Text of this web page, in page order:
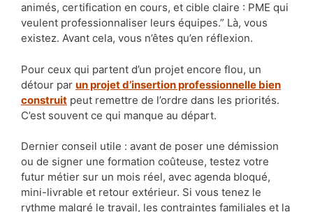
animés, certification en cours, et cible claire : PME qui
veulent professionnaliser leurs équipes.” Là, vous
existez. Avant cela, vous n’êtes qu’en réflexion.
Pour ceux qui partent d’un projet encore flou, un
détour par un projet d’insertion professionnelle bien
construit peut remettre de l’ordre dans les priorités.
C’est souvent ce qui manque au départ.
Dernier conseil utile : avant de poser une démission
ou de signer une formation coûteuse, testez votre
futur métier sur un mois réel, avec agenda bloqué,
mini-livrable et retour extérieur. Si vous tenez le
rythme malgré le travail, les contraintes familiales et la